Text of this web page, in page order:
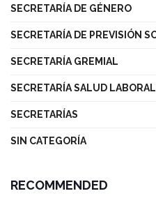
SECRETARÍA DE GÉNERO
SECRETARÍA DE PREVISIÓN
SECRETARÍA GREMIAL
SECRETARÍA SALUD LABORAL
SECRETARÍAS
SIN CATEGORÍA
RECOMMENDED